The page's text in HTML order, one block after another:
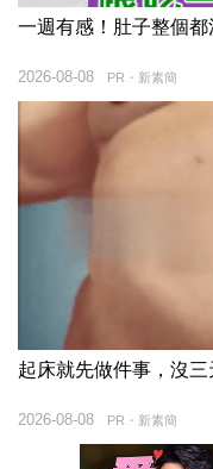
一週有感！肚子整個
PR・新素簡
2026-08-08
起床就先做件事，沒三
PR・新素簡
2026-08-08